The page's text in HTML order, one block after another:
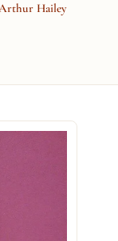
Hailey